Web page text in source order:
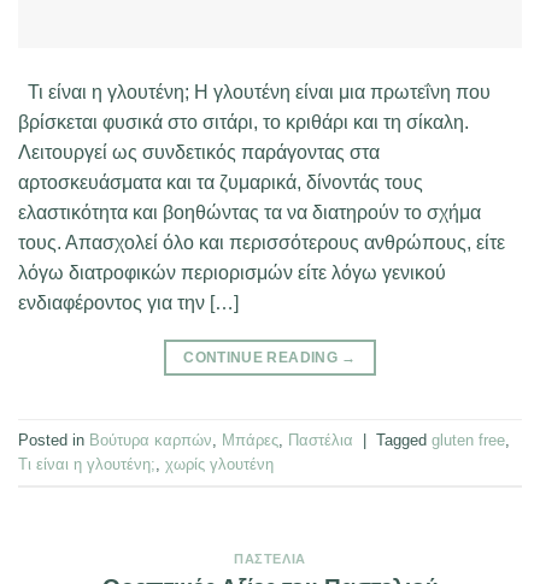
Τι είναι η γλουτένη; Η γλουτένη είναι μια πρωτεΐνη που
βρίσκεται φυσικά στο σιτάρι, το κριθάρι και τη σίκαλη.
Λειτουργεί ως συνδετικός παράγοντας στα
αρτοσκευάσματα και τα ζυμαρικά, δίνοντάς τους
ελαστικότητα και βοηθώντας τα να διατηρούν το σχήμα
τους. Απασχολεί όλο και περισσότερους ανθρώπους, είτε
λόγω διατροφικών περιορισμών είτε λόγω γενικού
ενδιαφέροντος για την […]
CONTINUE READING →
Posted in Βούτυρα καρπών Μπάρες Παστέλια | Tagged gluten free
Τι είναι η γλουτένη; χωρίς γλουτένη
ΠΑΣΤΈΛΙΑ